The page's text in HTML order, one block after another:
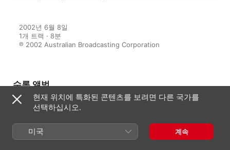
2002년 6월 8일
1개 트랙 · 8분
℗ 2002 Australian Broadcasting Corporation
수록 앨범
Maninyas
시드니 심포니 오케스트라
현재 위치에 특화된 콘텐츠를 보려면 다른 국가를
선택하십시오.
미국 계속